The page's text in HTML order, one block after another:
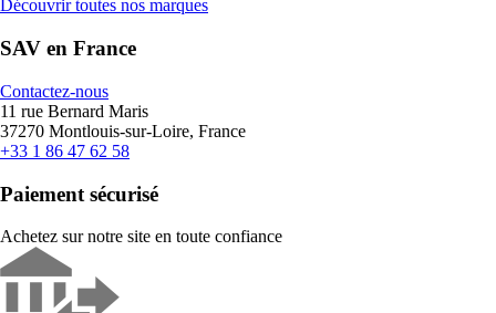
Découvrir toutes nos marques
SAV en France
Contactez-nous
11 rue Bernard Maris
37270 Montlouis-sur-Loire, France
+33 1 86 47 62 58
Paiement sécurisé
Achetez sur notre site en toute confiance